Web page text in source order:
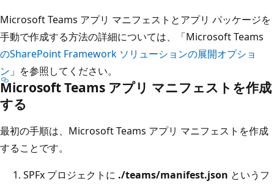
Microsoft Teams アプリ マニフェストとアプリ パッケージを
手動で作成する方法の詳細については、「Microsoft Teams
のSharePoint Framework ソリューションの展開オプショ
ン 」を参照してください。
Microsoft Teams アプリ マニフェストを作成
する
最初の手順は、Microsoft Teams アプリ マニフェストを作成
することです。
SPFx プロジェクトに ./teams/manifest.json というフ